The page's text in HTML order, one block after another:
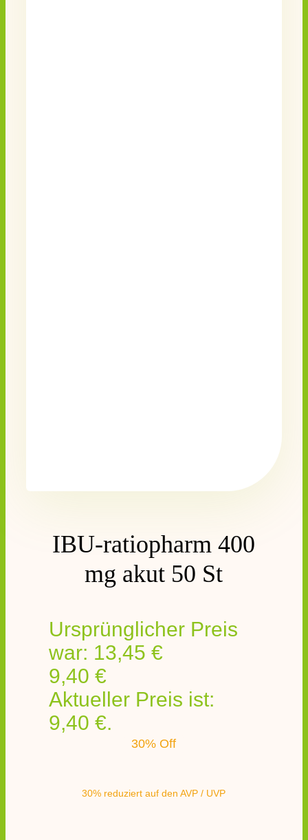
IBU-ratiopharm 400
mg akut 50 St
Ursprünglicher Preis
war: 13,45 €
9,40 €
Aktueller Preis ist:
9,40 €.
30% Off
30% reduziert auf den AVP / UVP